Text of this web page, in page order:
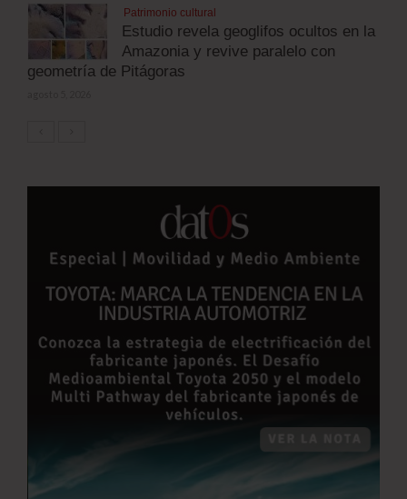
Patrimonio cultural
Estudio revela geoglifos ocultos en la
Amazonia y revive paralelo con
geometría de Pitágoras